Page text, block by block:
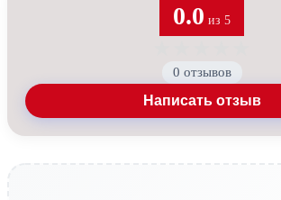
0.0 из 5
0 отзывов
Написать отзыв